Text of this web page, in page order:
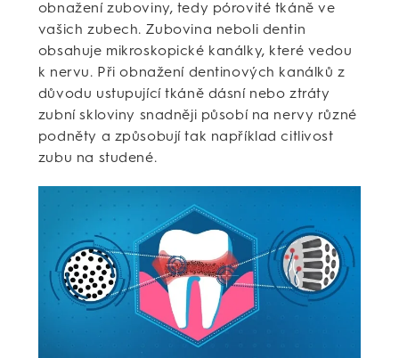
obnažení zuboviny, tedy pórovité tkáně ve
vašich zubech. Zubovina neboli dentin
obsahuje mikroskopické kanálky, které vedou
k nervu. Při obnažení dentinových kanálků z
důvodu ustupující tkáně dásní nebo ztráty
zubní skloviny snadněji působí na nervy různé
podněty a způsobují tak například citlivost
zubu na studené.